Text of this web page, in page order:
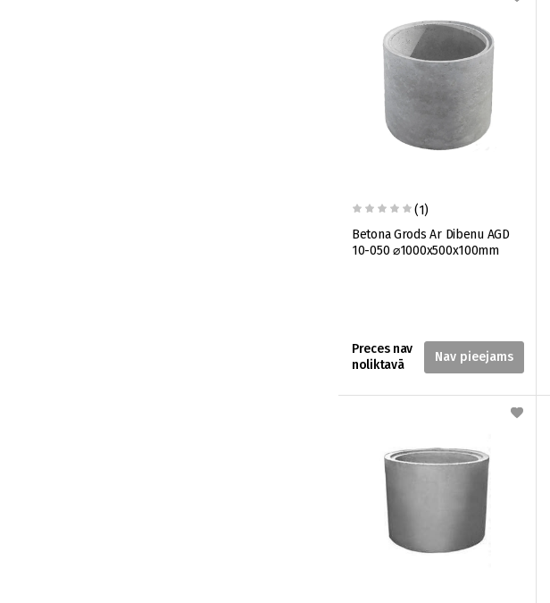
(1)
Betona Grods Ar Dibenu AGD
10-050 ⌀1000x500x100mm
Preces nav
noliktavā